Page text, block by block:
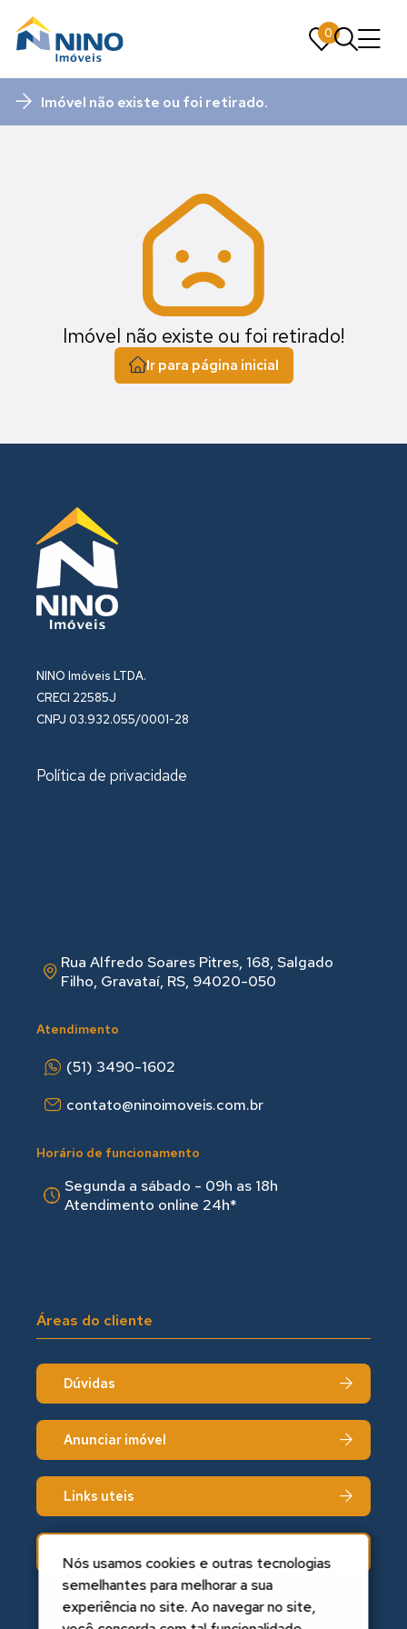
0
0
Imóvel não existe ou foi retirado.
Imóvel não existe ou foi retirado!
Ir para página inicial
NINO Imóveis LTDA.
CRECI 22585J
CNPJ 03.932.055/0001-28
Política de privacidade
Rua Alfredo Soares Pitres, 168, Salgado
Filho, Gravataí, RS, 94020-050
Atendimento
(51) 3490-1602
contato@ninoimoveis.com.br
Horário de funcionamento
Segunda a sábado - 09h as 18hㅤㅤ
Atendimento online 24h*
Áreas do cliente
Dúvidas
Anunciar imóvel
Links uteis
Nós usamos cookies e outras tecnologias
semelhantes para melhorar a sua
experiência no site. Ao navegar no site,